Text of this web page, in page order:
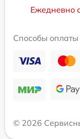
Ежедневно
Способы оплаты
© 2026